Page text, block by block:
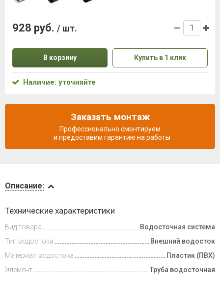
и оплата
Описание:
Технические характеристики
Вид товара
Водосточная система
Тип водостока
Внешний водосток
Материал водостока
Пластик (ПВХ)
Элемент
Труба водосточная
928 руб. / шт.
В корзину Купить в 1 клик
Наличие: уточняйте
Заказать монтаж
Профессионально смонтируем
и предоставим гарантию на работы